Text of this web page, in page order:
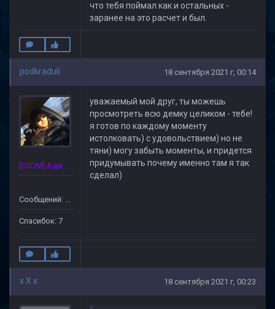
что тебя поймал как и остальных -
заранее на это расчет и был.
podkraduli 18 сентября 2021 г, 00:14
[CSDM] Администратор
Сообщений: 172
Спасибок: 7
уважаемый мой друг, ты можешь
просмотреть всю демку целиком - тебе!
я готов по каждому моменту
истолковать) с удовольствием) но не
тяни) могу забыть моменты, и придется
придумывать почему именно там я так
сделал)
x X x 18 сентября 2021 г, 00:23